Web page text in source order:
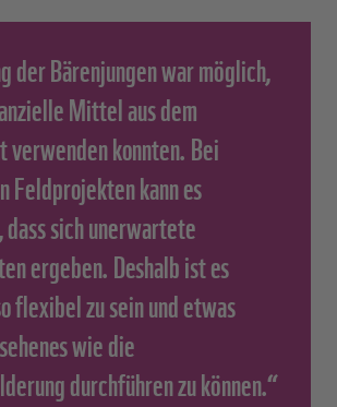
der Bärenjungen war möglich,
Mittel aus dem
konnten. Bei
Feldprojekten kann es
sich unerwartete
ergeben. Deshalb ist es
flexibel zu sein und etwas
wie die
durchführen zu können.“